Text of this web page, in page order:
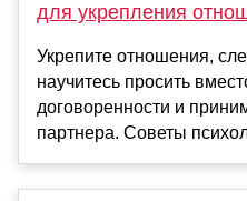
для укрепления
Укрепите отношения,
научитесь просить
договоренности и
партнера. Советы